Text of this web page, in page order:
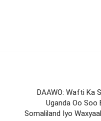
DAAWO: Wafti Ka
Uganda Oo Soo
Somaliland Iyo